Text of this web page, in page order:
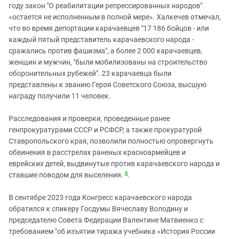
году закон "О реабилитации репрессированных народов"
«остается не исполненным в полной мере». Халкечев отмечал,
что во время депортации карачаевцев "17 186 бойцов - или
каждый пятый представитель карачаевского народа -
сражались против фашизма", а более 2 000 карачаевцев,
женщин и мужчин, "были мобилизованы на строительство
оборонительных рубежей". 23 карачаевца были
представлены к званию Героя Советского Союза, высшую
награду получили 11 человек.
Расследования и проверки, проведенные ранее
генпрокуратурами СССР и РСФСР, а также прокуратурой
Ставропольского края, позволили полностью опровергнуть
обвинения в расстрелах раненых красноармейцев и
еврейских детей, выдвинутые против карачаевского народа и
ставшие поводом для выселения. 6.
В сентябре 2023 года Конгресс карачаевского народа
обратился к спикеру Госдумы Вячеславу Володину и
председателю Совета Федерации Валентине Матвиенко с
требованием "об изъятии тиража учебника «История России